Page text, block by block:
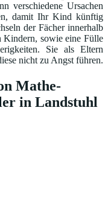
verschiedene Ursachen
damit Ihr Kind künftig
der Fächer innerhalb
Kindern, sowie eine Fülle
Sie als Eltern
nicht zu Angst führen.
Mathe-
in Landstuhl